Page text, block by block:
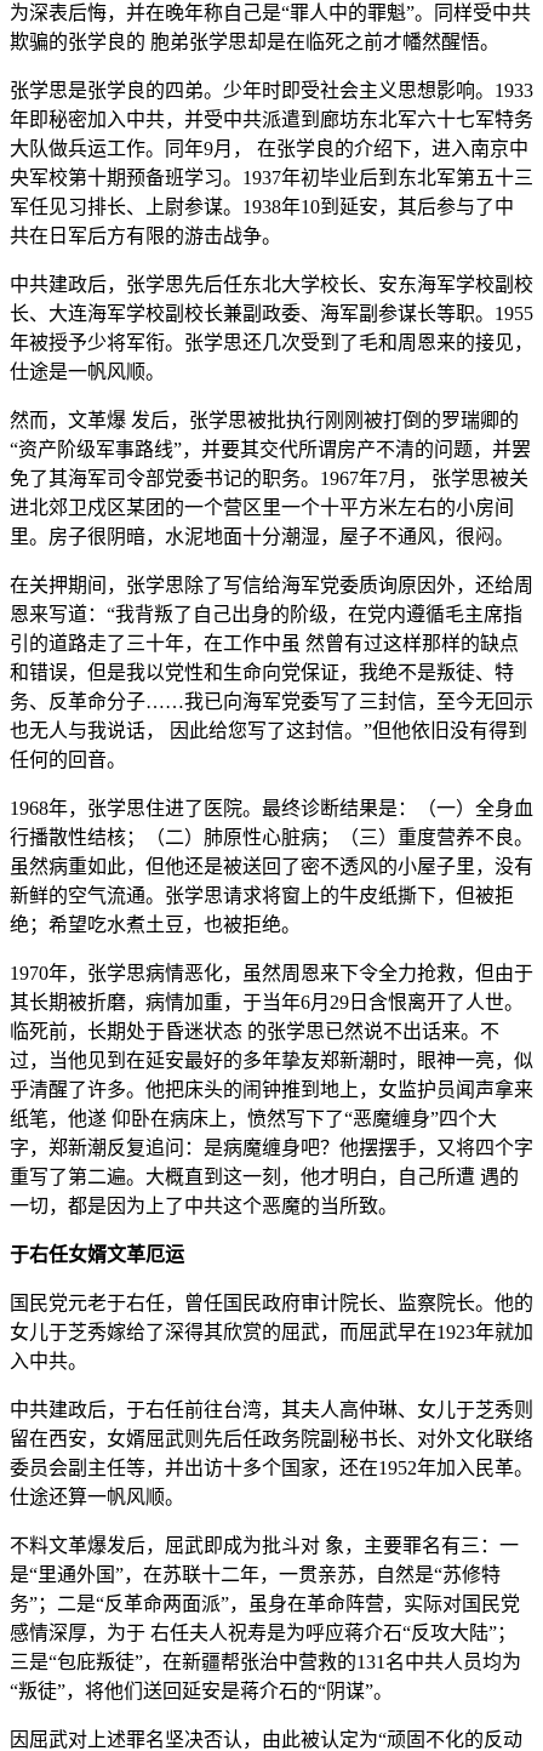
为深表后悔，并在晚年称自己是“罪人中的罪魁”。同样受中共
欺骗的张学良的 胞弟张学思却是在临死之前才幡然醒悟。
张学思是张学良的四弟。少年时即受社会主义思想影响。1933
年即秘密加入中共，并受中共派遣到廊坊东北军六十七军特务
大队做兵运工作。同年9月， 在张学良的介绍下，进入南京中
央军校第十期预备班学习。1937年初毕业后到东北军第五十三
军任见习排长、上尉参谋。1938年10到延安，其后参与了中
共在日军后方有限的游击战争。
中共建政后，张学思先后任东北大学校长、安东海军学校副校
长、大连海军学校副校长兼副政委、海军副参谋长等职。1955
年被授予少将军衔。张学思还几次受到了毛和周恩来的接见，
仕途是一帆风顺。
然而，文革爆 发后，张学思被批执行刚刚被打倒的罗瑞卿的
“资产阶级军事路线”，并要其交代所谓房产不清的问题，并罢
免了其海军司令部党委书记的职务。1967年7月， 张学思被关
进北郊卫戍区某团的一个营区里一个十平方米左右的小房间
里。房子很阴暗，水泥地面十分潮湿，屋子不通风，很闷。
在关押期间，张学思除了写信给海军党委质询原因外，还给周
恩来写道：“我背叛了自己出身的阶级，在党内遵循毛主席指
引的道路走了三十年，在工作中虽 然曾有过这样那样的缺点
和错误，但是我以党性和生命向党保证，我绝不是叛徒、特
务、反革命分子……我已向海军党委写了三封信，至今无回示
也无人与我说话， 因此给您写了这封信。”但他依旧没有得到
任何的回音。
1968年，张学思住进了医院。最终诊断结果是：（一）全身血
行播散性结核；（二）肺原性心脏病；（三）重度营养不良。
虽然病重如此，但他还是被送回了密不透风的小屋子里，没有
新鲜的空气流通。张学思请求将窗上的牛皮纸撕下，但被拒
绝；希望吃水煮土豆，也被拒绝。
1970年，张学思病情恶化，虽然周恩来下令全力抢救，但由于
其长期被折磨，病情加重，于当年6月29日含恨离开了人世。
临死前，长期处于昏迷状态 的张学思已然说不出话来。不
过，当他见到在延安最好的多年挚友郑新潮时，眼神一亮，似
乎清醒了许多。他把床头的闹钟推到地上，女监护员闻声拿来
纸笔，他遂 仰卧在病床上，愤然写下了“恶魔缠身”四个大
字，郑新潮反复追问：是病魔缠身吧？他摆摆手，又将四个字
重写了第二遍。大概直到这一刻，他才明白，自己所遭 遇的
一切，都是因为上了中共这个恶魔的当所致。
于右任女婿文革厄运
国民党元老于右任，曾任国民政府审计院长、监察院长。他的
女儿于芝秀嫁给了深得其欣赏的屈武，而屈武早在1923年就加
入中共。
中共建政后，于右任前往台湾，其夫人高仲琳、女儿于芝秀则
留在西安，女婿屈武则先后任政务院副秘书长、对外文化联络
委员会副主任等，并出访十多个国家，还在1952年加入民革。
仕途还算一帆风顺。
不料文革爆发后，屈武即成为批斗对 象，主要罪名有三：一
是“里通外国”，在苏联十二年，一贯亲苏，自然是“苏修特
务”；二是“反革命两面派”，虽身在革命阵营，实际对国民党
感情深厚，为于 右任夫人祝寿是为呼应蒋介石“反攻大陆”；
三是“包庇叛徒”，在新疆帮张治中营救的131名中共人员均为
“叛徒”，将他们送回延安是蒋介石的“阴谋”。
因屈武对上述罪名坚决否认，由此被认定为“顽固不化的反动